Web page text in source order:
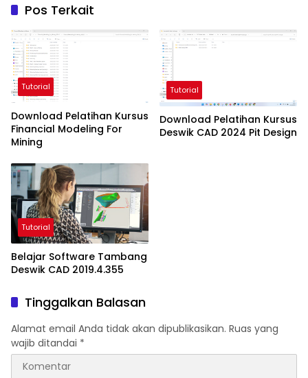
Pos Terkait
Tutorial
Download Pelatihan Kursus
Financial Modeling For
Mining
Tutorial
Download Pelatihan Kursus
Deswik CAD 2024 Pit Design
Tutorial
Belajar Software Tambang
Deswik CAD 2019.4.355
Tinggalkan Balasan
Alamat email Anda tidak akan dipublikasikan. Ruas yang
wajib ditandai *